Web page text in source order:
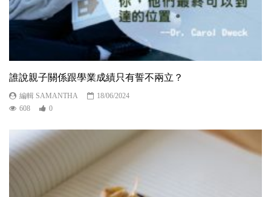
誰說親子關係跟學業成績只有誓不兩立？
編輯 SAMANTHA
18/06/2024
608
0